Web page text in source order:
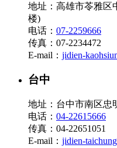
地址：高雄市苓雅区
楼)
电话： 07-2259666
传真：07-2234472
E-mail： jidien-
台中
地址：台中市南区忠
电话： 04-22615666
传真：04-22651051
E-mail： jidien-